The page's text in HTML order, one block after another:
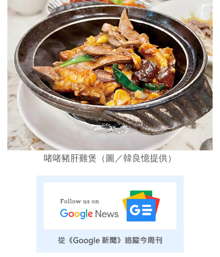
啫啫豬肝雞煲 （圖／韓良憶提供）